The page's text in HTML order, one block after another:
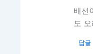
배선
도
답글